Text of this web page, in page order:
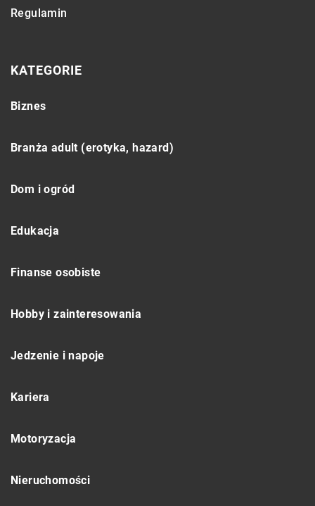
Regulamin
KATEGORIE
Biznes
Branża adult (erotyka, hazard)
Dom i ogród
Edukacja
Finanse osobiste
Hobby i zainteresowania
Jedzenie i napoje
Kariera
Motoryzacja
Nieruchomości